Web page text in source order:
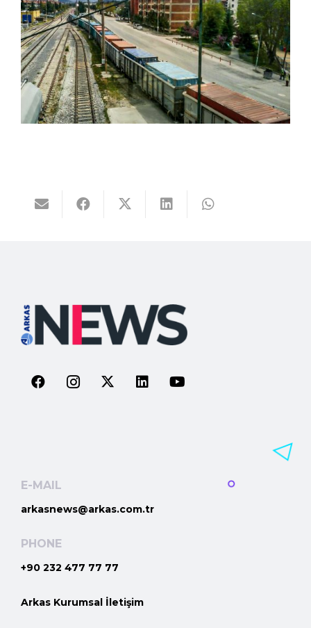
E-MAIL
arkasnews@arkas.com.tr
PHONE
+90 232 477 77 77
Arkas Kurumsal İletişim